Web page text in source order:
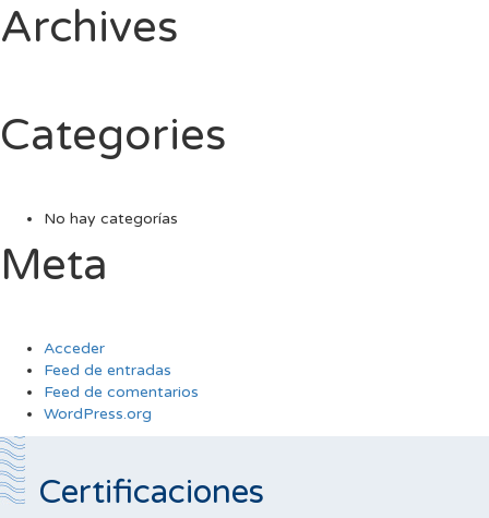
Archives
Categories
No hay categorías
Meta
Acceder
Feed de entradas
Feed de comentarios
WordPress.org
Certificaciones